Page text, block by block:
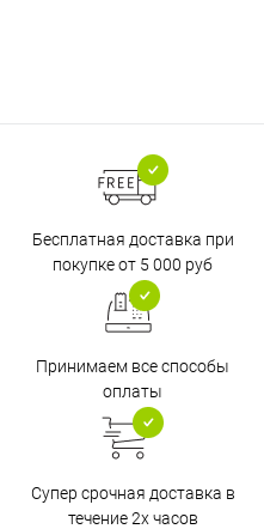
Бесплатная доставка при
покупке от 5 000 руб
Принимаем все способы
оплаты
Супер срочная доставка в
течение 2х часов